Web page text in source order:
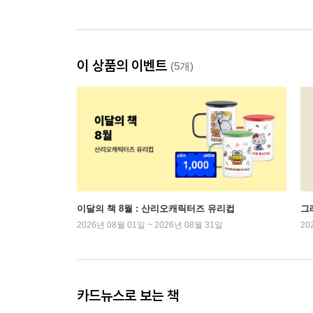
이 상품의 이벤트 (5개)
이달의 책 8월 : 산리오캐릭터즈 유리컵
2026년 08월 01일 ~ 2026년 08월 31일
그
카드뉴스로 보는 책